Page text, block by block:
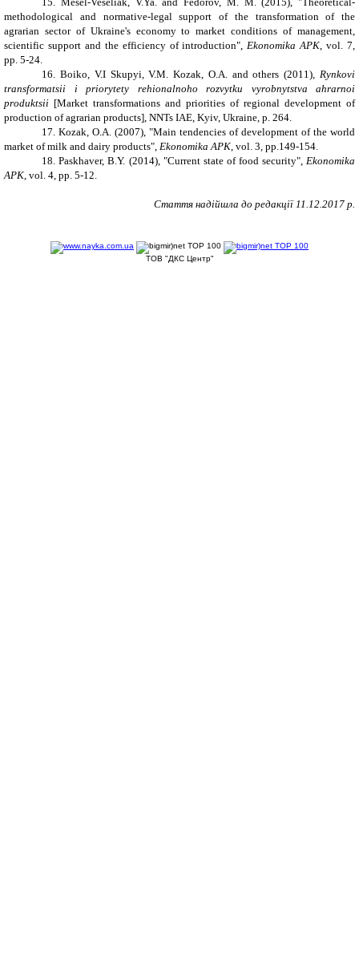
methodological and normative-legal support of the transformation of the
agrarian sector of Ukraine's economy to market conditions of management,
scientific support and the efficiency of introduction", Ekonomika APK , vol. 7,
pp. 5-24.
16. Boiko, V.I Skupyi, V.M. Kozak, O.A. and others (2011), Rynkovi
transformatsii i priorytety rehionalnoho rozvytku vyrobnytstva ahrarnoi
produktsii [Market transformations and priorities of regional development of
production of agrarian products], NNTs IAE, Kyiv, Ukraine, p. 264.
17. Kozak, O.A. (2007), "Main tendencies of development of the world
market of milk and dairy products", Ekonomika APK , vol. 3, pp.149-154.
18. Paskhaver, B.Y. (2014), "Current state of food security", Ekonomika
APK , vol. 4, pp. 5-12.
Стаття надійшла до редакції 11 .12 .2017 р.
ТОВ "ДКС Центр"